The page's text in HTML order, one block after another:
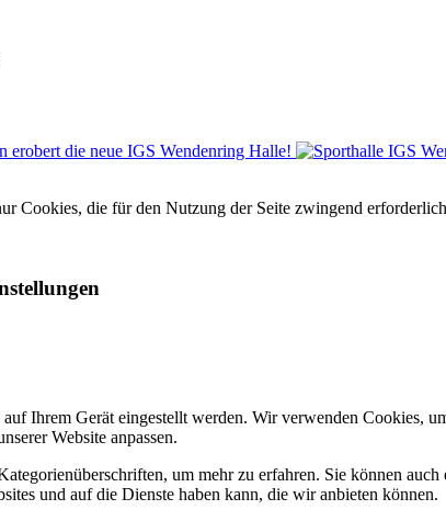
die neue IGS Wendenring Halle!
Cookies, die für den Nutzung der Seite zwingend
Ihrem Gerät eingestellt werden. Wir verwenden Cookies,
Website anpassen.
um mehr zu erfahren. Sie können
und auf die Dienste haben kann, die wir anbieten können.